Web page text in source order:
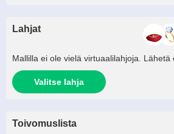
Lahjat
Mallilla ei ole vielä virtuaalilahjoja. Lähetä
Valitse lahja
Toivomuslista